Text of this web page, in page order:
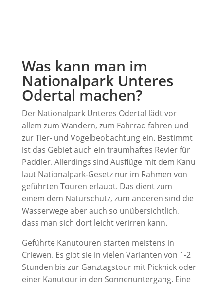
Was kann man im
Nationalpark Unteres
Odertal machen?
Der Nationalpark Unteres Odertal lädt vor
allem zum Wandern, zum Fahrrad fahren und
zur Tier- und Vogelbeobachtung ein. Bestimmt
ist das Gebiet auch ein traumhaftes Revier für
Paddler. Allerdings sind Ausflüge mit dem Kanu
laut Nationalpark-Gesetz nur im Rahmen von
geführten Touren erlaubt. Das dient zum
einem dem Naturschutz, zum anderen sind die
Wasserwege aber auch so unübersichtlich,
dass man sich dort leicht verirren kann.
Geführte Kanutouren starten meistens in
Criewen. Es gibt sie in vielen Varianten von 1-2
Stunden bis zur Ganztagstour mit Picknick oder
einer Kanutour in den Sonnenuntergang. Eine